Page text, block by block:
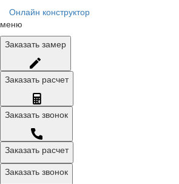
Онлайн конструктор
меню
Заказать замер
Заказать расчет
Заказать звонок
Заказать расчет
Заказать звонок